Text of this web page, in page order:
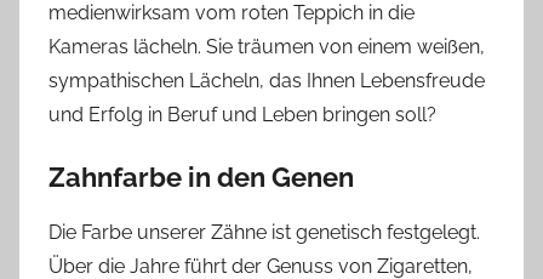
medienwirksam vom roten Teppich in die
Kameras lächeln. Sie träumen von einem weißen,
sympathischen Lächeln, das Ihnen Lebensfreude
und Erfolg in Beruf und Leben bringen soll?
Zahnfarbe in den Genen
Die Farbe unserer Zähne ist genetisch festgelegt.
Über die Jahre führt der Genuss von Zigaretten,